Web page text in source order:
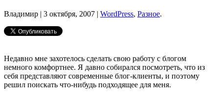
Владимир | 3 октября, 2007 | WordPress, Разное.
Недавно мне захотелось сделать свою работу с блогом
немного комфортнее. Я давно собирался посмотреть, что из
себя представляют современные блог-клиенты, и поэтому
решил поискать что-нибудь подходящее для меня.